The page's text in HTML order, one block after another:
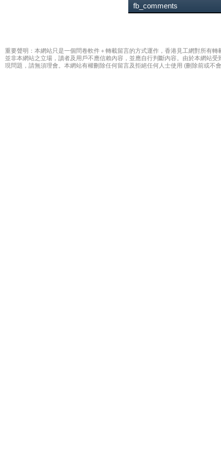
fb_comments
重要聲明：本網站只是一個問卷軟件＋轉載留言的方式運作，香港見工網對所有
並非本網站之立場，讀者及用戶不應信賴內容，並應自行判斷內容。由於本網站
現問題，請無須理會。本網站有權刪除任何留言及拒絕任何人士使用 (刪除前或